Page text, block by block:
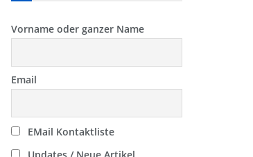
Vorname oder ganzer Name
Email
EMail Kontaktliste